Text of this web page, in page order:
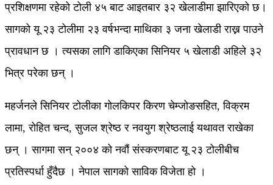
प्रशिक्षणमा रहेको टोली ४५ बाट आइतबार ३२ खेलाडीमा झारिएको छ।
सागको यू २३ टोलीमा २३ वर्षभन्दा माथिका ३ जना खेलाडी राख्न पाउने
प्रावधान छ । त्यसका लागि डाकिएका सिनियर ५ खेलाडी अहिले ३२
भित्र परेका छन् ।
महर्जनले सिनियर टोलीका गोलकिपर किरण चेम्जोङसहित, विक्रम
लामा, रोहित चन्द, सुजल श्रेष्ठ र नवयुग श्रेष्ठलाई यथावत राखेका
छन् । सागमा सन् २००४ को नवौं संस्करणबाट यू २३ टोलीबीच
प्रतिस्पर्धा हुँदैछ । नेपाल सागको साविक विजेता हो ।